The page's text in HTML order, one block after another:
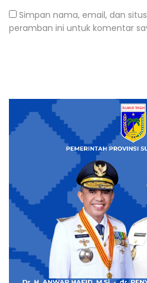
Simpan nama, email, dan
peramban ini untuk komentar